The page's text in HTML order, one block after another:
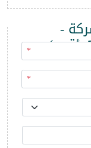
-
...)
*
*